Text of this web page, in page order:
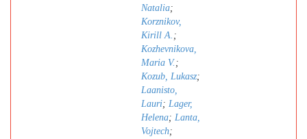
Natalia;
Korznikov,
Kirill A. ;
Kozhevnikova,
Maria V.;
Kozub, Lukasz;
Laanisto,
Lauri; Lager,
Helena; Lanta,
Vojtech;